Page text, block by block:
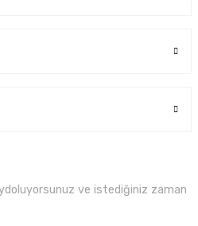
ve istediğiniz zaman